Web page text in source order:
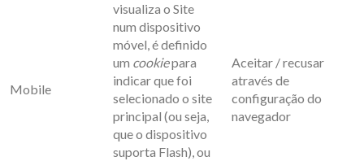
Mobile
visualiza o Site
num dispositivo
móvel, é definido
um cookiepara
indicar que foi
selecionado o site
principal (ou seja,
que o dispositivo
suporta Flash), ou
Aceitar / recusar
através de
configuração do
navegador